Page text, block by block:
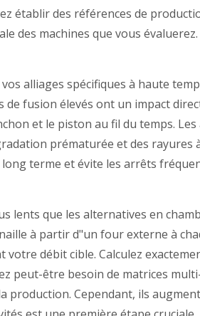
établir des références de
des machines que vous évaluerez.
alliages spécifiques à haute
fusion élevés ont un impact
et le piston au fil du temps.
prématurée et des rayures
terme et évite les arrêts
lents que les alternatives en
à partir d"un four externe à
débit cible. Calculez
peut-être besoin de matrices
production. Cependant, ils